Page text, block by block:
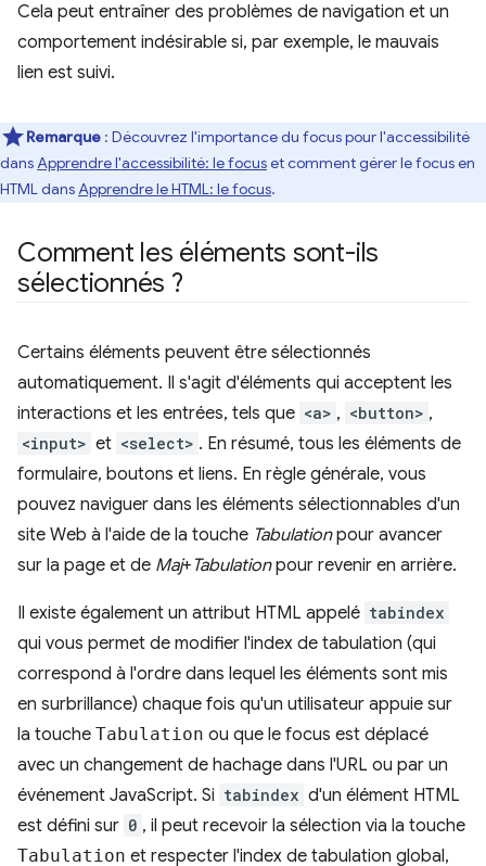
Cela peut entraîner des problèmes de navigation et un
comportement indésirable si, par exemple, le mauvais
lien est suivi.
Remarque : Découvrez l'importance du focus pour l'accessibilité
dansApprendre l'accessibilité: le focuset comment gérer le focus en
HTML dansApprendre le HTML: le focus.
Comment les éléments sont-ils
sélectionnés ?
Certains éléments peuvent être sélectionnés
automatiquement. Il s'agit d'éléments qui acceptent les
interactions et les entrées, tels que <a> , <button> ,
<input> et <select> . En résumé, tous les éléments de
formulaire, boutons et liens. En règle générale, vous
pouvez naviguer dans les éléments sélectionnables d'un
site Web à l'aide de la touche Tabulationpour avancer
sur la page et de Maj+ Tabulationpour revenir en arrière.
Il existe également un attribut HTML appelé tabindex
qui vous permet de modifier l'index de tabulation (qui
correspond à l'ordre dans lequel les éléments sont mis
en surbrillance) chaque fois qu'un utilisateur appuie sur
la touche Tabulation ou que le focus est déplacé
avec un changement de hachage dans l'URL ou par un
événement JavaScript. Si tabindex d'un élément HTML
est défini sur 0 , il peut recevoir la sélection via la touche
Tabulation et respecter l'index de tabulation global,